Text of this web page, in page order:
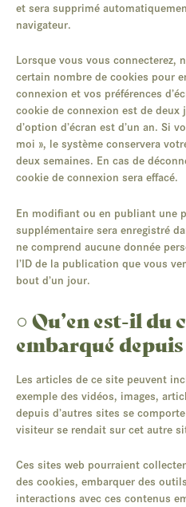
et sera supprimé
navigateur.
Lorsque vous vous connecterez,
certain nombre de cookies pour
connexion et vos préférences
cookie de connexion est de deux
d’option d’écran est d’un an. Si
moi », le système conservera
deux semaines. En cas de
cookie de connexion sera effacé.
En modifiant ou en publiant une
supplémentaire sera enregistré
ne comprend aucune donnée
l’ID de la publication que vous
bout d’un jour.
○ Qu’en est-il du
embarqué depuis
Les articles de ce site peuvent
exemple des vidéos, images,
depuis d’autres sites se
visiteur se rendait sur cet autre
Ces sites web pourraient
des cookies, embarquer des
interactions avec ces contenus